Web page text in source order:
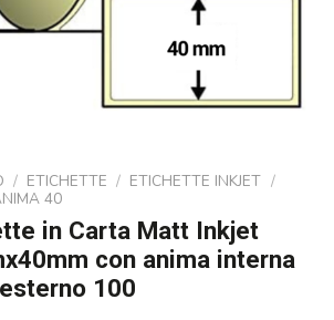
/ ETICHETTE / ETICHETTE INKJET /
40
in Carta Matt Inkjet
con anima interna
100